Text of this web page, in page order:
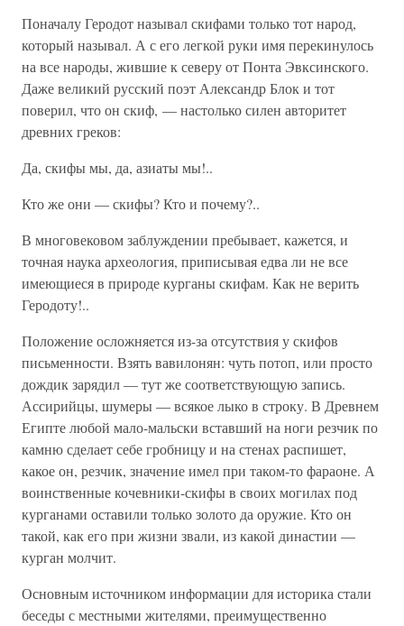
Поначалу Геродот называл скифами только тот народ,
который называл. А с его легкой руки имя перекинулось
на все народы, жившие к северу от Понта Эвксинского.
Даже великий русский поэт Александр Блок и тот
поверил, что он скиф, — настолько силен авторитет
древних греков:
Да, скифы мы, да, азиаты мы!..
Кто же они — скифы? Кто и почему?..
В многовековом заблуждении пребывает, кажется, и
точная наука археология, приписывая едва ли не все
имеющиеся в природе курганы скифам. Как не верить
Геродоту!..
Положение осложняется из-за отсутствия у скифов
письменности. Взять вавилонян: чуть потоп, или просто
дождик зарядил — тут же соответствующую запись.
Ассирийцы, шумеры — всякое лыко в строку. В Древнем
Египте любой мало-мальски вставший на ноги резчик по
камню сделает себе гробницу и на стенах распишет,
какое он, резчик, значение имел при таком-то фараоне. А
воинственные кочевники-скифы в своих могилах под
курганами оставили только золото да оружие. Кто он
такой, как его при жизни звали, из какой династии —
курган молчит.
Основным источником информации для историка стали
беседы с местными жителями, преимущественно